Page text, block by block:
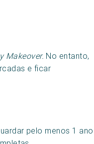
Makeover. No entanto,
e ficar
pelo menos 1 ano